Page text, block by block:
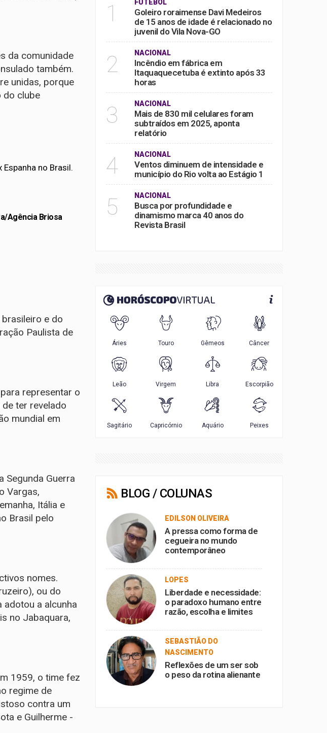
da comunidade
também.
unidas, porque
do clube
Agência Briosa
e do
Paulista de
representar o
ter revelado
mundial em
Segunda Guerra
Vargas,
Itália e
Brasil pelo
nomes.
ou do
adotou a alcunha
no Jabaquara,
1959, o time fez
regime de
contra um
e Guilherme -
1 FUTEBOL
Goleiro roraimense Davi Medeiros
de 15 anos de idade é relacionado no
juvenil do Vila Nova-GO
2 NACIONAL
Incêndio em fábrica em
Itaquaquecetuba é extinto após 33
horas
3 NACIONAL
Mais de 830 mil celulares foram
subtraídos em 2025, aponta
relatório
4 NACIONAL
Ventos diminuem de intensidade e
município do Rio volta ao Estágio 1
5 NACIONAL
Busca por profundidade e
dinamismo marca 40 anos do
Revista Brasil
BLOG / COLUNAS
EDILSON OLIVEIRA
A pressa como forma de
cegueira no mundo
contemporâneo
LOPES
Liberdade e necessidade:
o paradoxo humano entre
razão, escolha e limites
SEBASTIÃO DO
NASCIMENTO
Reflexões de um ser sob
o peso da rotina alienante